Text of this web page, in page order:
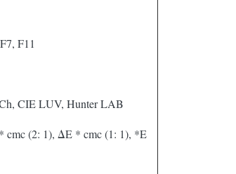
F11
CIE LUV, Hunter LAB
(2: 1), ΔE * cmc (1: 1), *E